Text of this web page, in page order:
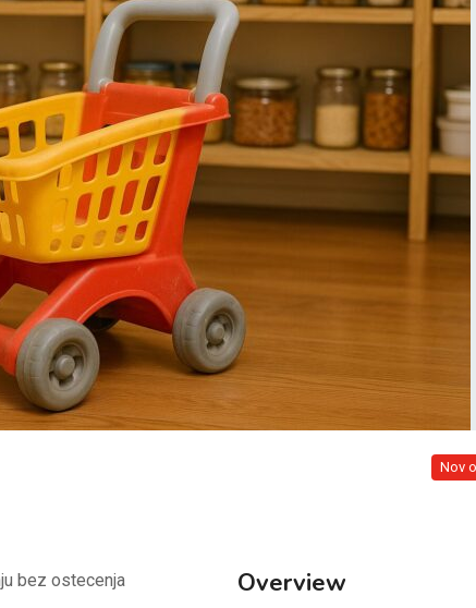
Nov
bez ostecenja Overview